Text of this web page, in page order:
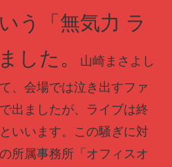
う「無気力 ラ
した。
山崎まさよし
、会場では泣き出すファ
出ましたが、ライブは終
いいます。この騒ぎに対
所属事務所「オフィスオ